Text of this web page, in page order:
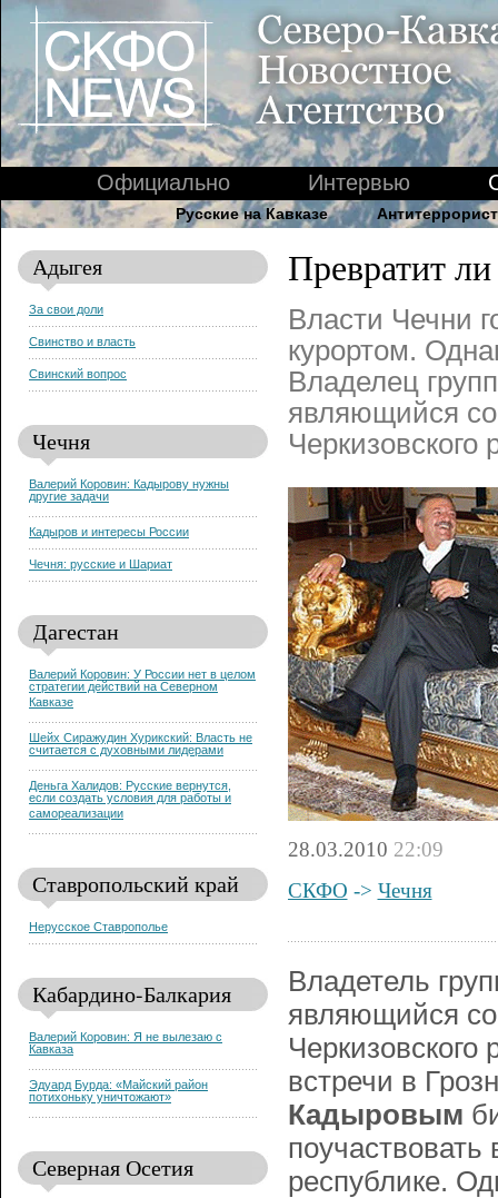
Официально Интервью
Русские на Кавказе
Адыгея
За свои доли
Свинство и власть
Свинский вопрос
Чечня
Валерий Коровин: Кадырову нужны
другие задачи
Кадыров и интересы России
Чечня: русские и Шариат
Дагестан
Валерий Коровин: У России нет в целом
стратегии действий на Северном
Кавказе
Шейх Сиражудин Хурикский: Власть не
считается с духовными лидерами
Деньга Халидов: Русские вернутся,
если создать условия для работы и
самореализации
Ставропольский край
Нерусское Ставрополье
Кабардино-Балкария
Валерий Коровин: Я не вылезаю с
Кавказа
Эдуард Бурда: «Майский район
потихоньку уничтожают»
Северная Осетия
Превратит
Власти Чечни
курортом.
Владелец
являющийся
28.03.2010 22:09
СКФО -> Чечня
Владетель
являющийся
встречи в
Кадыровым
поучаствовать
республике.